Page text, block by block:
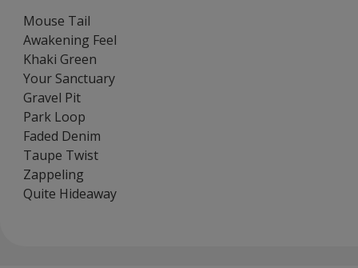
Mouse Tail
Awakening Feel
Khaki Green
Your Sanctuary
Gravel Pit
Park Loop
Faded Denim
Taupe Twist
Zappeling
Quite Hideaway